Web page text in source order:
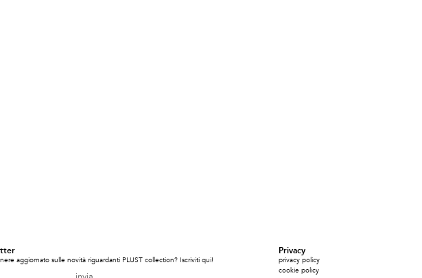
aggiornato sulle novità riguardanti PLUST collection? Iscriviti qui!
Privacy
privacy policy
cookie policy